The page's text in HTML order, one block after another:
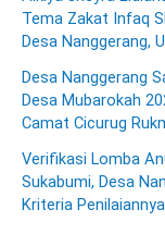
Tema Zakat Infaq
Desa Nanggerang,
Desa Nanggerang
Desa Mubarokah
Camat Cicurug
Verifikasi Lomba
Sukabumi, Desa
Kriteria